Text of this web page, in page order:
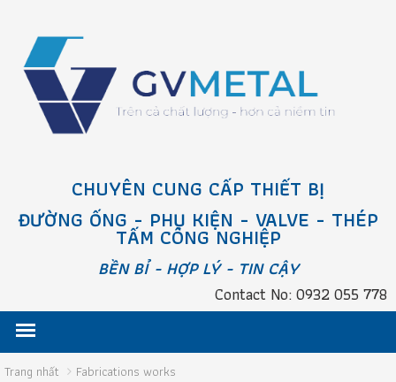
CHUYÊN CUNG CẤP THIẾT BỊ
ĐƯỜNG ỐNG - PHỤ KIỆN - VALVE - THÉP
TẤM CÔNG NGHIỆP
BỀN BỈ - HỢP LÝ - TIN CẬY
Contact No: 0932 055 778
Trang nhất Fabrications works